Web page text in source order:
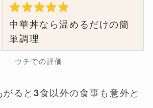
中華丼なら温めるだけの簡
単調理
ウチでの評価
ると3食以外の食事も意外と